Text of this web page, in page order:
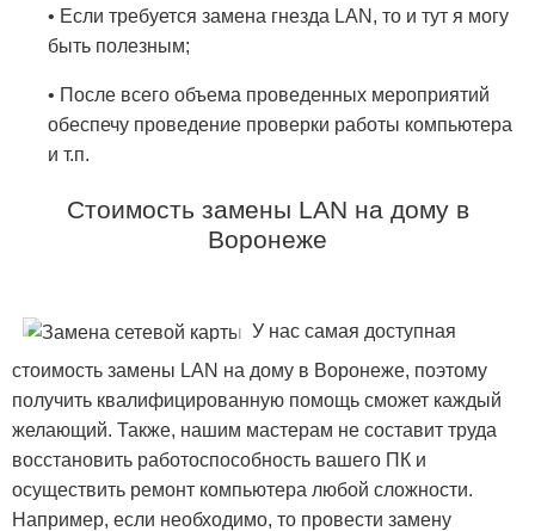
• Если требуется замена гнезда LAN, то и тут я могу
быть полезным;
• После всего объема проведенных мероприятий
обеспечу проведение проверки работы компьютера
и т.п.
Стоимость замены LAN на дому в
Воронеже
У нас самая доступная
стоимость замены LAN на дому в Воронеже, поэтому
получить квалифицированную помощь сможет каждый
желающий. Также, нашим мастерам не составит труда
восстановить работоспособность вашего ПК и
осуществить ремонт компьютера любой сложности.
Например, если необходимо, то провести замену